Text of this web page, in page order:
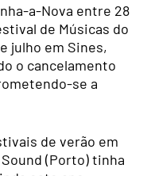
a-Nova entre 28
de Músicas do
julho em Sines,
o cancelamento
se a
de verão em
(Porto) tinha